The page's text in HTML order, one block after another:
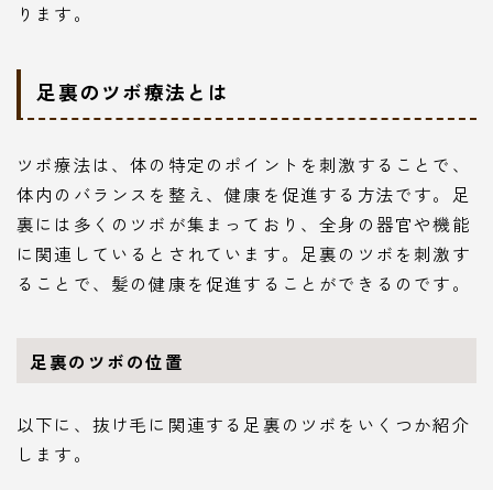
ります。
足裏のツボ療法とは
ツボ療法は、体の特定のポイントを刺激することで、
体内のバランスを整え、健康を促進する方法です。足
裏には多くのツボが集まっており、全身の器官や機能
に関連しているとされています。足裏のツボを刺激す
ることで、髪の健康を促進することができるのです。
足裏のツボの位置
以下に、抜け毛に関連する足裏のツボをいくつか紹介
します。